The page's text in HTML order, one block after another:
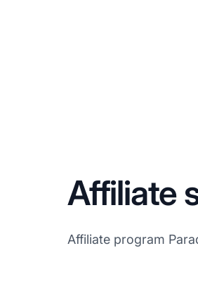
Affiliate
Affiliate program